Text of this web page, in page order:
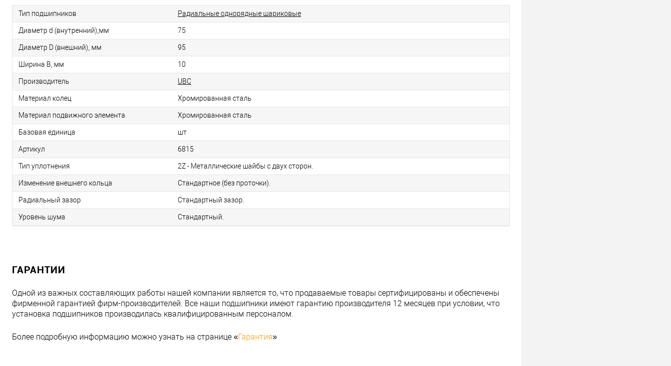
Тип подшипников Радиальные однорядные шариковые
Диаметр d (внутренний),мм 75
Диаметр D (внешний), мм 95
Ширина B, мм 10
Производитель UBC
Материал колец Хромированная сталь
Материал подвижного элемента Хромированная сталь
Базовая единица шт
Артикул 6815
Тип уплотнения 2Z - Металлические шайбы с двух сторон.
Изменение внешнего кольца Стандартное (без проточки).
Радиальный зазор Стандартный зазор.
Уровень шума Стандартный.
ГАРАНТИИ
Одной из важных составляющих работы нашей компании является то, что продаваемые товары сертифицированы и обеспечены
фирменной гарантией фирм-производителей. Все наши подшипники имеют гарантию производителя 12 месяцев при условии, что
установка подшипников производилась квалифицированным персоналом.
Более подробную информацию можно узнать на странице «Гарантия»